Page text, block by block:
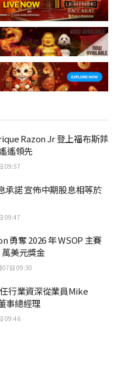
Razon Jr 登上福布斯菲
遙領先
09:57
承諾 宣佈中期股息相等於
09:47
勇奪 2026 年 WSOP 主賽
美元獎金
07日 09:30
行業資深從業員Mike
事總經理
09:46